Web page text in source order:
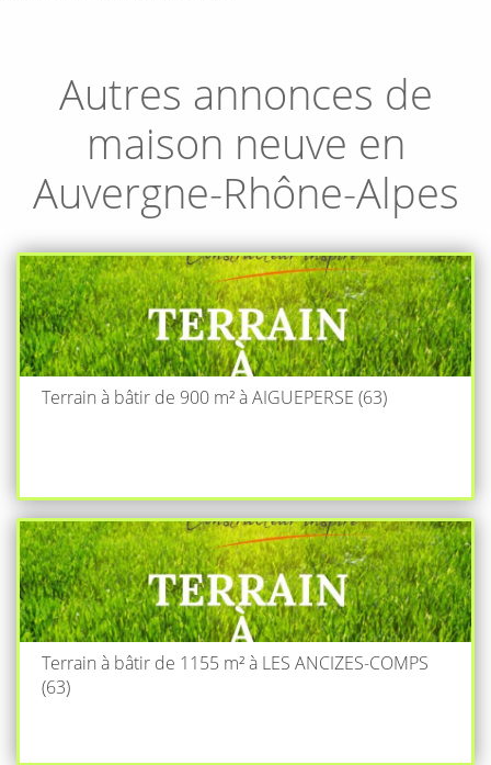
Autres annonces de
maison neuve en
Auvergne-Rhône-Alpes
Terrain à bâtir de 900 m² à AIGUEPERSE (63)
Terrain à bâtir de 1155 m² à LES ANCIZES-COMPS
(63)